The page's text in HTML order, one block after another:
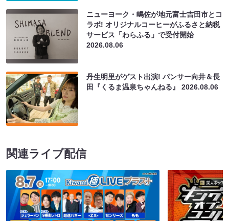
ニューヨーク・嶋佐が地元富士吉田市とコ
ラボ! オリジナルコーヒーがふるさと納税
サービス「わらふる」で受付開始
2026.08.06
丹生明里がゲスト出演! パンサー向井＆長
田『くるま温泉ちゃんねる』2026.08.06
関連ライブ配信